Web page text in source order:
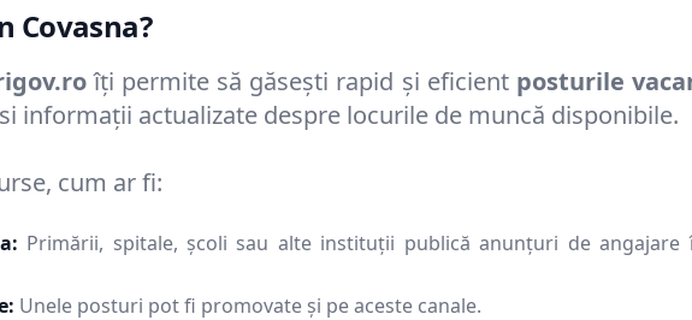
Covasna?
îți permite să găsești rapid și eficient posturile
informații actualizate despre locurile de muncă disponibile.
cum ar fi:
: Primării, spitale, școli sau alte instituții publică anunțuri de angajare
Unele posturi pot fi promovate și pe aceste canale.